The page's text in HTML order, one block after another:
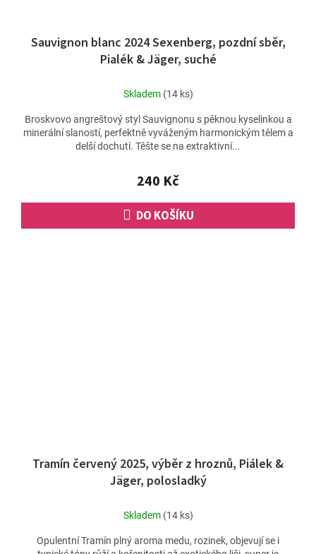
Sauvignon blanc 2024 Sexenberg, pozdní sběr,
Pialék & Jäger, suché
Skladem (14 ks)
240 Kč
DO KOŠÍKU
Broskvovo angreštový styl Sauvignonu s pěknou kyselinkou a
minerální slaností, perfektně vyváženým harmonickým tělem a
delší dochutí. Těšte se na extraktivní...
Tramín červený 2025, výběr z hroznů, Piálek &
Jäger, polosladký
Skladem (14 ks)
Opulentní Tramín plný aroma medu, rozinek, objevují se i